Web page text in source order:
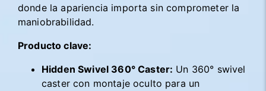
donde la apariencia importa sin comprometer la
maniobrabilidad.
Producto clave:
Hidden Swivel 360° Caster: Un 360° swivel
caster con montaje oculto para un